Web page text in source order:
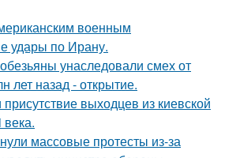
военным
удары по Ирану.
унаследовали смех от
лет назад - открытие.
присутствие выходцев из киевской
массовые протесты из-за